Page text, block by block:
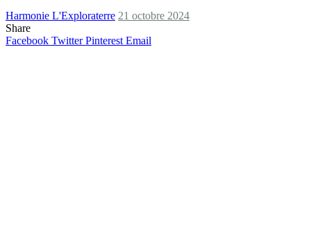
Harmonie L'Exploraterre 21 octobre 2024
Share
Facebook Twitter Pinterest Email